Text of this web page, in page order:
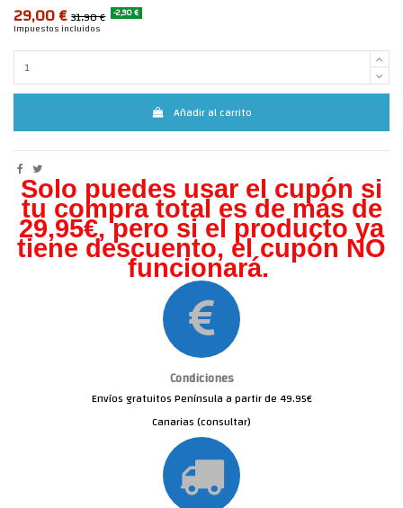
29,00 € 31,90 € -2,90 €
Impuestos incluidos
Añadir al carrito
Solo puedes usar el cupón si
tu compra total es de más de
29,95€, pero si el producto ya
tiene descuento, el cupón NO
funcionará.
Condiciones
Envíos gratuitos Península a partir de 49.95€
Canarias (consultar)